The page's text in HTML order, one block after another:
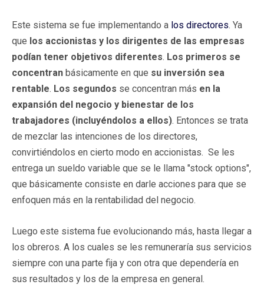
Este sistema se fue implementando a los directores. Ya
que los accionistas y los dirigentes de las empresas
podían tener objetivos diferentes. Los primeros se
concentran básicamente en que su inversión sea
rentable. Los segundos se concentran más en la
expansión del negocio y bienestar de los
trabajadores (incluyéndolos a ellos). Entonces se trata
de mezclar las intenciones de los directores,
convirtiéndolos en cierto modo en accionistas. Se les
entrega un sueldo variable que se le llama "stock options",
que básicamente consiste en darle acciones para que se
enfoquen más en la rentabilidad del negocio.
Luego este sistema fue evolucionando más, hasta llegar a
los obreros. A los cuales se les remuneraría sus servicios
siempre con una parte fija y con otra que dependería en
sus resultados y los de la empresa en general.